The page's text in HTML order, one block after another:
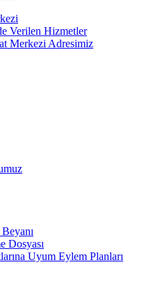
Verilen Hizmetler
Merkezi Adresimiz
Dosyası
Uyum Eylem Planları